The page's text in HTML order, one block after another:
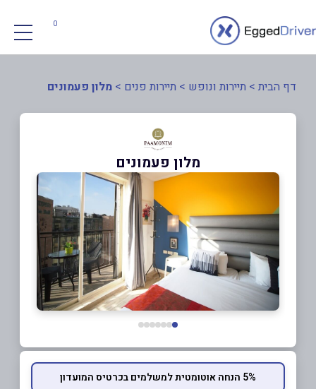
0
דף הבית > תיירות ונופש > תיירות פנים > מלון פעמונים
מלון פעמונים
5% הנחה אוטומטית למשלמים בכרטיס המועדון